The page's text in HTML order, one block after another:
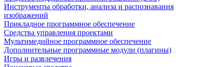
Инструменты обработки, анализа и распознавания
изображений
Прикладное программное обеспечение
Средства управления проектами
Мультимедийное программное обеспечение
Дополнительные программные модули (плагины)
Игры и развлечения